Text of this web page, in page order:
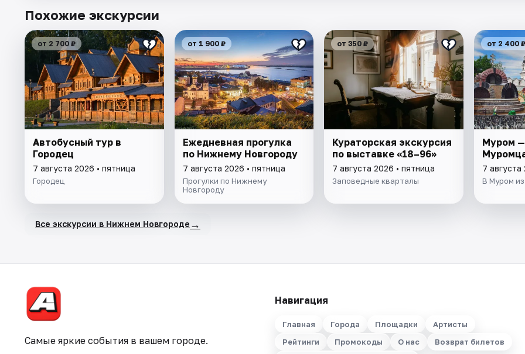
Похожие экскурсии
от 2 700 ₽
Автобусный тур в
Городец
7 августа 2026 • пятница
Городец
от 1 900 ₽
Ежедневная прогулка
по Нижнему Новгороду
7 августа 2026 • пятница
Прогулки по Нижнему
Новгороду
от 350 ₽
Кураторская экскурсия
по выставке «18–96»
7 августа 2026 • пятница
Заповедные кварталы
от 2 400 ₽
Муром
7 августа
В Муром
Все экскурсии в Нижнем Новгороде →
Самые яркие события в вашем городе.
Навигация
Главная Города Площадки
Артисты
Рейтинги
Промокоды О нас Возврат билетов